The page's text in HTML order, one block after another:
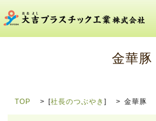
金華豚
TOP [社長のつぶやき] 金華豚